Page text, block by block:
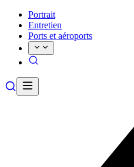
Portrait
Entretien
Ports et aéroports